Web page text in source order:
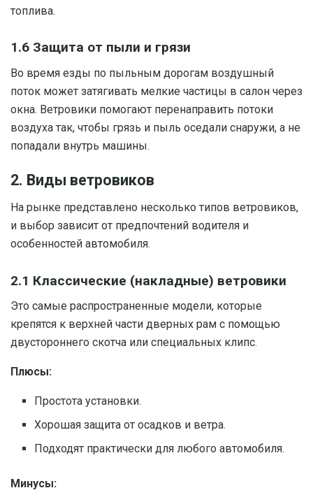
топлива.
1.6 Защита от пыли и грязи
Во время езды по пыльным дорогам воздушный
поток может затягивать мелкие частицы в салон через
окна. Ветровики помогают перенаправить потоки
воздуха так, чтобы грязь и пыль оседали снаружи, а не
попадали внутрь машины.
2. Виды ветровиков
На рынке представлено несколько типов ветровиков,
и выбор зависит от предпочтений водителя и
особенностей автомобиля.
2.1 Классические (накладные) ветровики
Это самые распространенные модели, которые
крепятся к верхней части дверных рам с помощью
двустороннего скотча или специальных клипс.
Плюсы:
Простота установки.
Хорошая защита от осадков и ветра.
Подходят практически для любого автомобиля.
Минусы: